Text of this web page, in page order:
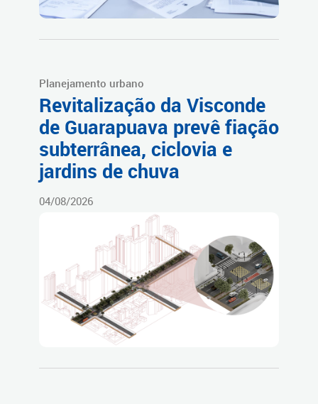
Planejamento urbano
Revitalização da Visconde
de Guarapuava prevê fiação
subterrânea, ciclovia e
jardins de chuva
04/08/2026